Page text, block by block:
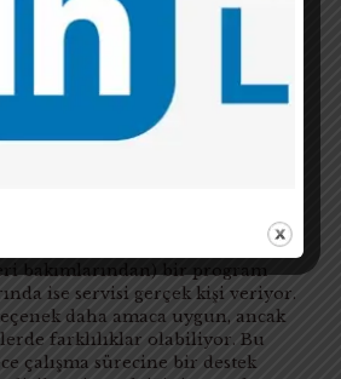
gayet normal.
İlk hedefiniz,
değil, yazdığınızı okurken
sürecindeki deneme
redaksiyon (proofreading)
servislerden bazılarında metni
bakımlarından) bir program
ise servisi gerçek kişi veriyor.
daha amaca uygun, ancak
farklılıklar olabiliyor. Bu
çalışma sürecine bir destek